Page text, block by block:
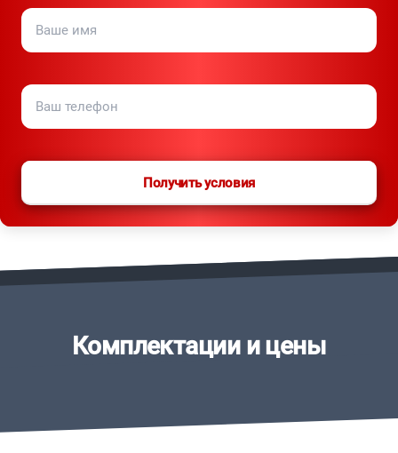
Получить условия
Комплектации и цены